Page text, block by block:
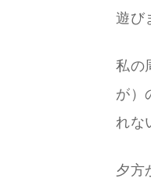
遊び
私の
が）
れな
夕方